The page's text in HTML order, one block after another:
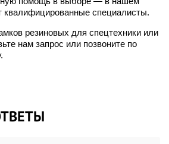
квалифицированные специалисты.
резиновых для спецтехники или
нам запрос или позвоните по